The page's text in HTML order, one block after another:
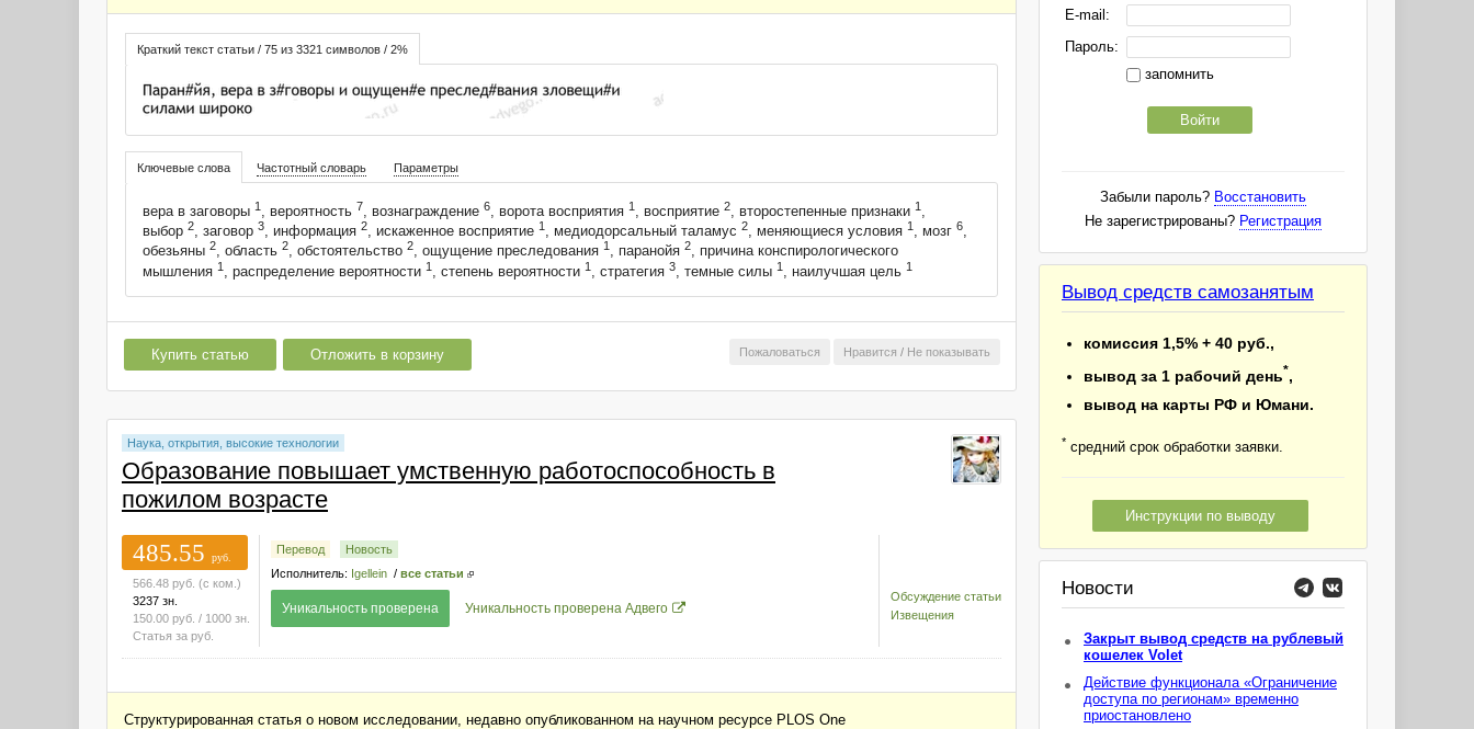
E-mail:
Пароль:
запомнить
Войти
Забыли пароль? Восстановить
Не зарегистрированы? Регистрация
Вывод средств самозанятым
комиссия 1,5% + 40 руб.,
вывод за 1 рабочий день*,
вывод на карты РФ и Юмани.
* средний срок обработки заявки.
Инструкции по выводу
Новости
Закрыт вывод средств на рублевый
кошелек Volet
Действие функционала «Ограничение
доступа по регионам» временно
приостановлено
Краткий текст статьи / 75 из 3321 символов / 2%
Ключевые слова Частотный словарь Параметры
вера в заговоры 1, вероятность 7 , вознаграждение 6, ворота восприятия 1, восприятие 2, второстепенные признаки 1,
выбор 2, заговор 3, информация 2, искаженное восприятие 1, медиодорсальный таламус 2, меняющиеся условия 1, мозг 6,
обезьяны 2, область 2, обстоятельство 2, ощущение преследования 1 , паранойя 2, причина конспирологического
мышления 1, распределение вероятности 1, степень вероятности 1, стратегия 3, темные силы 1, наилучшая цель 1
Нравится / Не показывать
Пожаловаться
Купить статью Отложить в корзину
Наука, открытия, высокие технологии
Образование повышает умственную работоспособность в
пожилом возрасте
485.55
руб.
566.48 руб. (с ком.)
3237 зн.
150.00 руб. / 1000 зн.
Статья за руб.
Перевод
Новость
Исполнитель: Igellein / все статьи
Уникальность проверена Уникальность проверена Адвего
Обсуждение статьи
Извещения
Структурированная статья о новом исследовании, недавно опубликованном на научном ресурсе PLOS One